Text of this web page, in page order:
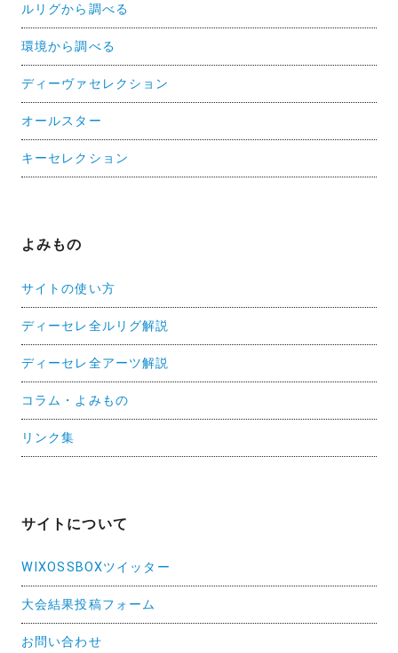
ルリグから調べる
環境から調べる
ディーヴァセレクション
オールスター
キーセレクション
よみもの
サイトの使い方
ディーセレ全ルリグ解説
ディーセレ全アーツ解説
コラム・よみもの
リンク集
サイトについて
WIXOSSBOXツイッター
大会結果投稿フォーム
お問い合わせ